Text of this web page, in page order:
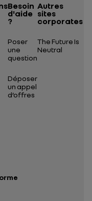
Besoin
d'aide
?
Poser
une
question
Déposer
un appel
d’offres
Autres
sites
corporates
The Future Is
Neutral